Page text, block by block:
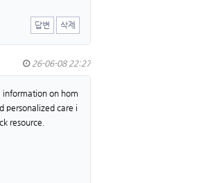
답변
삭제
26-06-08 22:27
information on hom
personalized care i
resource.